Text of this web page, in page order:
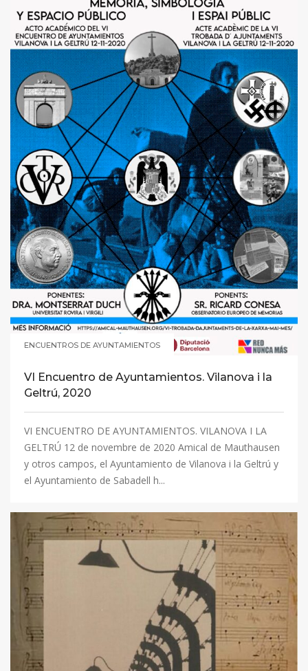
ENCUENTROS DE AYUNTAMIENTOS
VI Encuentro de Ayuntamientos. Vilanova i la
Geltrú, 2020
VI ENCUENTRO DE AYUNTAMIENTOS. VILANOVA I LA
GELTRÚ 12 de novembre de 2020 Amical de Mauthausen
y otros campos, el Ayuntamiento de Vilanova i la Geltrú y
el Ayuntamiento de Sabadell h...